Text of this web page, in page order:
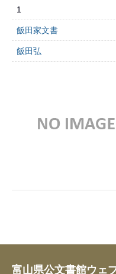
1
飯田家文書
飯田弘
富山県公文書館ウェ